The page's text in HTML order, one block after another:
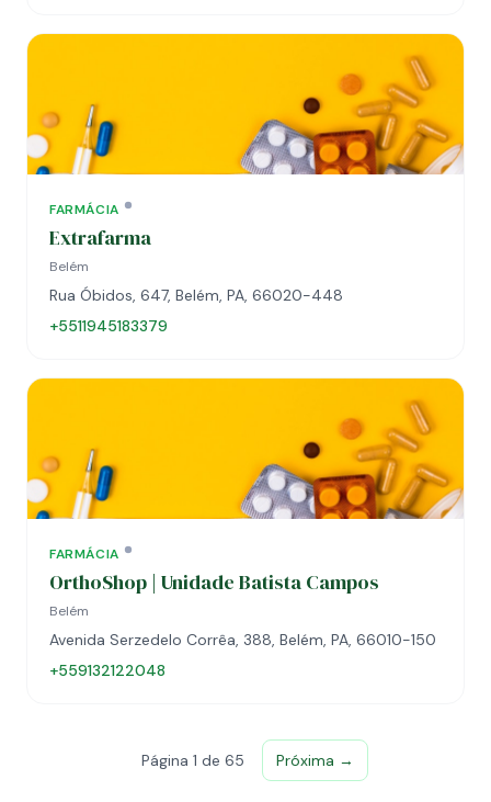
FARMÁCIA
Extrafarma
Belém
Rua Óbidos, 647, Belém, PA, 66020-448
+5511945183379
FARMÁCIA
OrthoShop | Unidade Batista Campos
Belém
Avenida Serzedelo Corrêa, 388, Belém, PA, 66010-150
+559132122048
Página 1 de 65 Próxima →